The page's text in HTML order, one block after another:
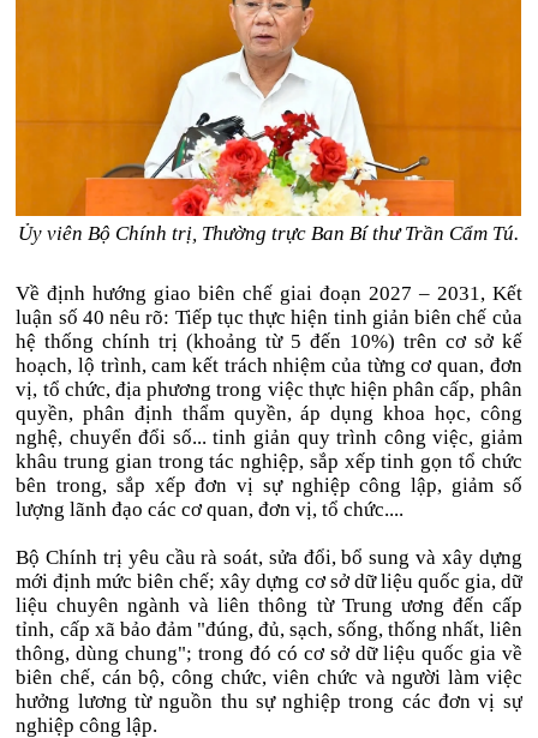
Ủy viên Bộ Chính trị, Thường trực Ban Bí thư Trần Cẩm Tú.
Về định hướng giao biên chế giai đoạn 2027 – 2031, Kết
luận số 40 nêu rõ: Tiếp tục thực hiện tinh giản biên chế của
hệ thống chính trị (khoảng từ 5 đến 10%) trên cơ sở kế
hoạch, lộ trình, cam kết trách nhiệm của từng cơ quan, đơn
vị, tổ chức, địa phương trong việc thực hiện phân cấp, phân
quyền, phân định thẩm quyền, áp dụng khoa học, công
nghệ, chuyển đổi số... tinh giản quy trình công việc, giảm
khâu trung gian trong tác nghiệp, sắp xếp tinh gọn tổ chức
bên trong, sắp xếp đơn vị sự nghiệp công lập, giảm số
lượng lãnh đạo các cơ quan, đơn vị, tổ chức....
Bộ Chính trị yêu cầu rà soát, sửa đổi, bổ sung và xây dựng
mới định mức biên chế; xây dựng cơ sở dữ liệu quốc gia, dữ
liệu chuyên ngành và liên thông từ Trung ương đến cấp
tỉnh, cấp xã bảo đảm "đúng, đủ, sạch, sống, thống nhất, liên
thông, dùng chung"; trong đó có cơ sở dữ liệu quốc gia về
biên chế, cán bộ, công chức, viên chức và người làm việc
hưởng lương từ nguồn thu sự nghiệp trong các đơn vị sự
nghiệp công lập.